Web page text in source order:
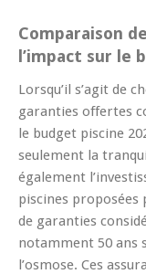
Comparaison
l’impact sur le
Lorsqu’il s’agit de
garanties offertes
le budget piscine
seulement la
également
piscines proposées
de garanties
notamment 50 ans
l’osmose. Ces